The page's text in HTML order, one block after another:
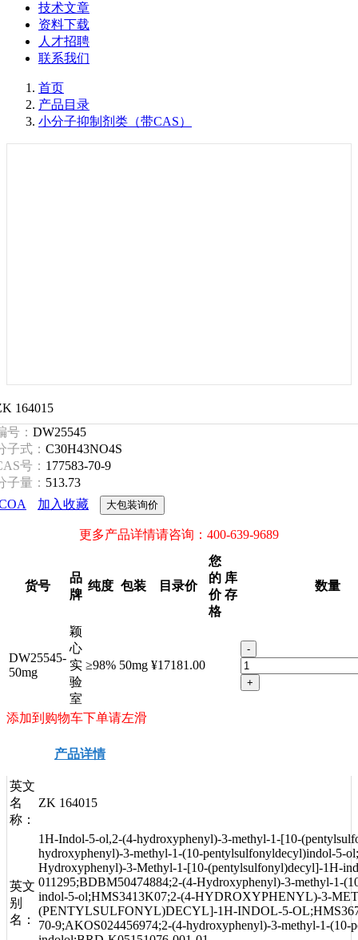
技术文章
资料下载
人才招聘
联系我们
首页
产品目录
小分子抑制剂类（带CAS）
164015
号： DW25545
子式： C30H43NO4S
号： 177583-70-9
子量： 513.73
加入收藏 大包装询价
更多产品详情请咨询：400-639-9689
货号
品
牌
纯度 包装 目录价
您
的
价
格
库
存
数量
DW25545-
50mg
颖
心
实
验
室
≥98% 50mg ¥17181.00
-
+
添加到购物车下单请左滑
产品详情
英文
名
称：
ZK 164015
英文
别
名：
1H-Indol-5-ol,2-(4-hydroxyphenyl)-3-methyl-1-[10-
hydroxyphenyl)-3-methyl-1-(10-pentylsulfonyldecyl)indol-5-
Hydroxyphenyl)-3-Methyl-1-[10-(pentylsulfonyl)decyl]-1H-
011295;BDBM50474884;2-(4-Hydroxyphenyl)-3-methyl-1-
indol-5-ol;HMS3413K07;2-(4-HYDROXYPHENYL)-3-
(PENTYLSULFONYL)DECYL]-1H-INDOL-5-
70-9;AKOS024456974;2-(4-hydroxyphenyl)-3-methyl-1-(10-